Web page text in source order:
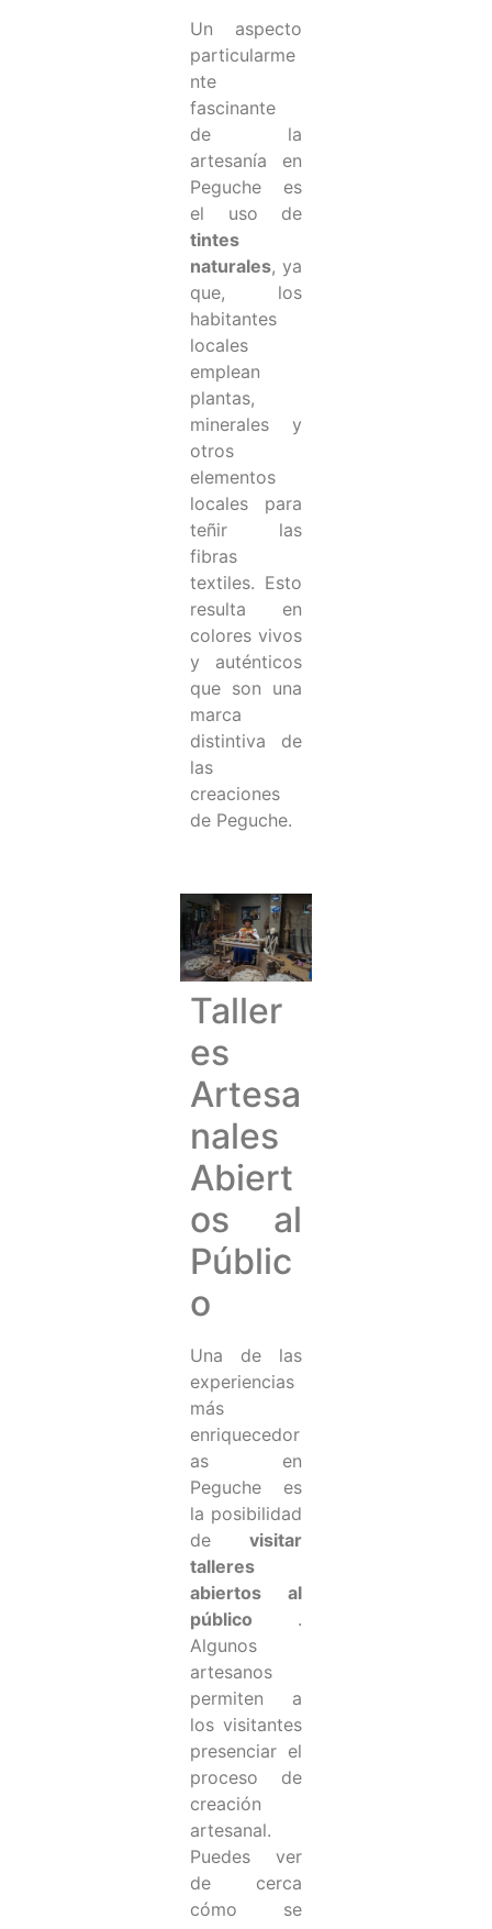
Un aspecto
particularme
nte
fascinante
de la
artesanía en
Peguche es
el uso de
tintes
naturales, ya
que, los
habitantes
locales
emplean
plantas,
minerales y
otros
elementos
locales para
teñir las
fibras
textiles. Esto
resulta en
colores vivos
y auténticos
que son una
marca
distintiva de
las
creaciones
de Peguche.
Taller
es
Artesa
nales
Abiert
os al
Públic
o
Una de las
experiencias
más
enriquecedor
as en
Peguche es
la posibilidad
de visitar
talleres
abiertos al
público .
Algunos
artesanos
permiten a
los visitantes
presenciar el
proceso de
creación
artesanal.
Puedes ver
de cerca
cómo se